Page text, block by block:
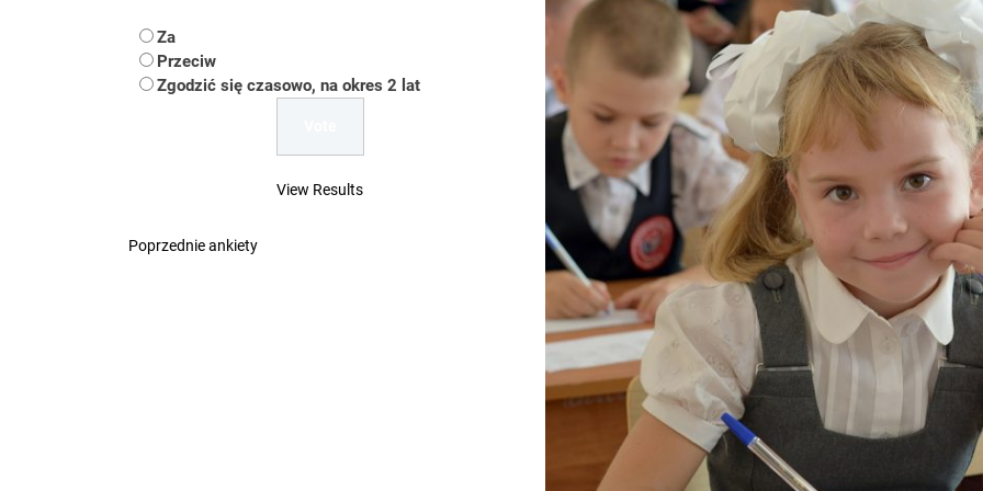
Uwaga Dębieńsko – woda nieprzydatna do spożycia!!!
Ilu mieszkańców ma Rybnik?
Dość komentowania kolejnych afer w ochronie zdrowia — czas zacząć mówić o
Za
Przeciw
Zgodzić się czasowo, na okres 2 lat
View Results
Poprzednie ankiety